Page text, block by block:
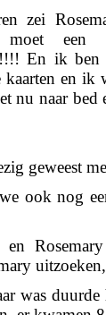
zei
moet een
En ik ben
kaarten en
nu naar
geweest
ook nog
was